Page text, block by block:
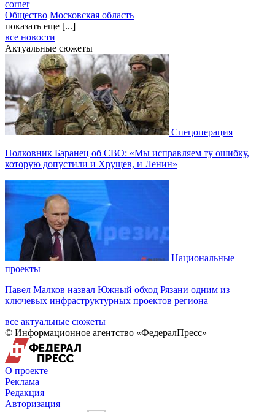
corner
Общество Московская область
показать еще [...]
все новости
Актуальные сюжеты
Спецоперация
Полковник Баранец об СВО: «Мы исправляем ту ошибку,
которую допустили и Хрущев, и Ленин»
Национальные
проекты
Павел Малков назвал Южный обход Рязани одним из
ключевых инфраструктурных проектов региона
все актуальные сюжеты
© Информационное агентство «ФедералПресс»
О проекте
Реклама
Редакция
Авторизация